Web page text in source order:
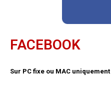
FACEBOOK
Sur PC fixe ou MAC